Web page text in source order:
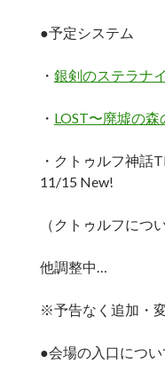
●予定システム
・ 銀剣のステラナ
・ LOST〜廃墟の
・クトゥルフ神話
11/15 New!
（クトゥルフにつ
他調整中…
※予告なく追加・
●会場の入口につい